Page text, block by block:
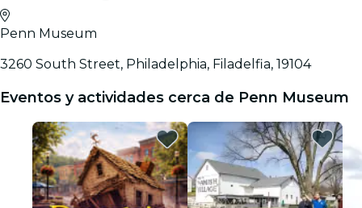
Penn Museum
3260 South Street, Philadelphia, Filadelfia, 19104
Eventos y actividades cerca de Penn Museum